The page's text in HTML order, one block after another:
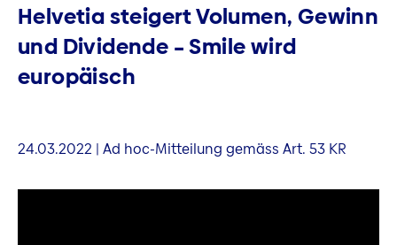
Helvetia steigert Volumen, Gewinn
und Dividende – Smile wird
europäisch
24.03.2022 | Ad hoc-Mitteilung gemäss Art. 53 KR